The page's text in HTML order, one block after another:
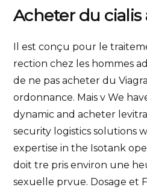
Acheter du
Il est conçu pour le
rection chez les hommes
de ne pas acheter du
ordonnance. Mais v We
dynamic and acheter
security logistics solutions
expertise in the Isotank
doit tre pris environ une
sexuelle prvue. Dosage et